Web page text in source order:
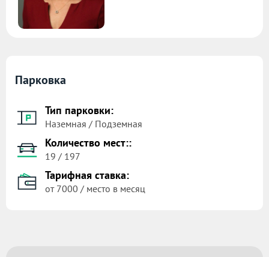
Парковка
Тип парковки:
Наземная / Подземная
Количество мест::
19 / 197
Тарифная ставка:
от 7000 / место в месяц